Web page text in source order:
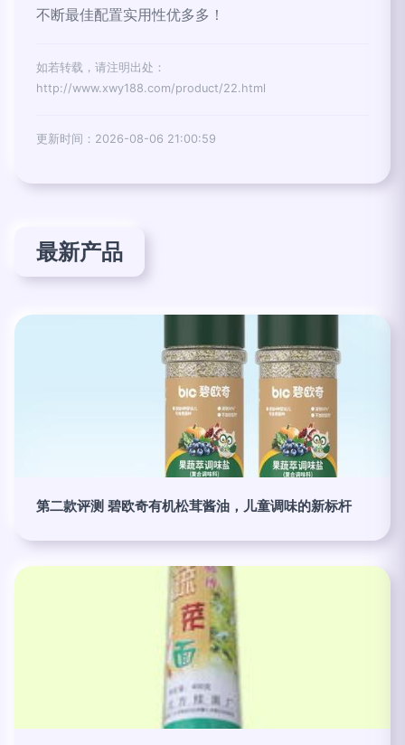
不断最佳配置实用性优多多！
如若转载，请注明出处：
http://www.xwy188.com/product/22.html
更新时间：2026-08-06 21:00:59
最新产品
第二款评测 碧欧奇有机松茸酱油，儿童调味的新标杆